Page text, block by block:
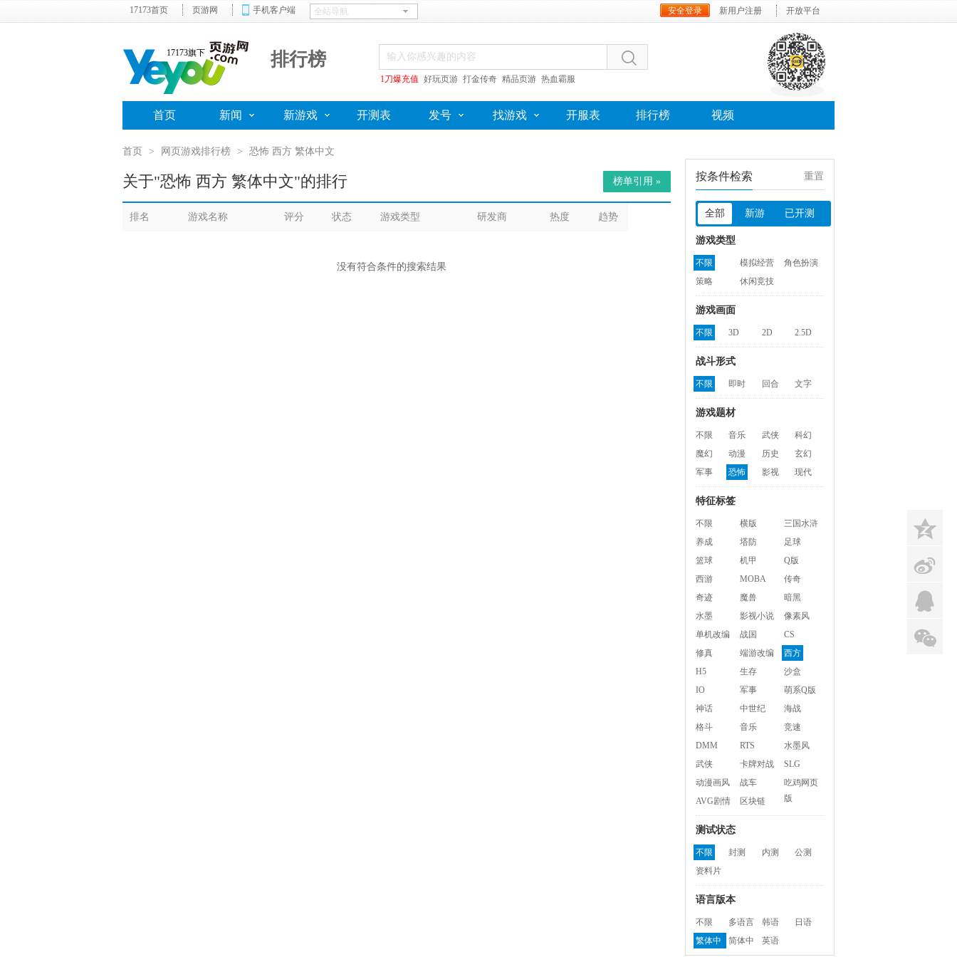
17173首页 页游网 手机客户端 安全登录 新用户注册 开放平台
17173旗下 排行榜
1刀爆充值 好玩页游 打金传奇 精品页游 热血霸服
首页 新闻 新游戏 开测表 发号 找游戏 开服表 排行榜 视频
首页 > 网页游戏排行榜 > 恐怖 西方 繁体中文
关于"恐怖 西方 繁体中文"的排行 榜单引用 »
排名 游戏名称 评分 状态 游戏类型 研发商 热度 趋势
没有符合条件的搜索结果
按条件检索 重置
全部 新游 已开测
游戏类型
不限 模拟经营
角色扮演
策略
休闲竞技
游戏画面
不限 3D 2D 2.5D
战斗形式
不限 即时 回合 文字
游戏题材
不限 音乐 武侠
科幻
魔幻
动漫 历史
玄幻
军事
恐怖 影视 现代
特征标签
不限 横版
三国水浒
养成
塔防
足球
篮球
机甲
Q版
西游
MOBA
传奇
奇迹
魔兽
暗黑
水墨
影视小说
像素风
单机改编
战国
CS
修真
端游改编
西方
H5
生存
沙盒
IO
军事
萌系Q版
神话
中世纪
海战
格斗
音乐
竞速
DMM
RTS
水墨风
武侠
卡牌对战
SLG
动漫画风
战车
吃鸡网页
版
AVG剧情 区块链
测试状态
不限 封测 内测
公测
资料片
语言版本
不限 多语言 韩语
日语
繁体中
简体中
英语
z
s
q
x